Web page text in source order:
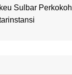
Sulbar Perkokoh